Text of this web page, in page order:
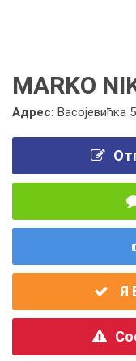
MARKO
Адрес: Васојевићка 5
Я